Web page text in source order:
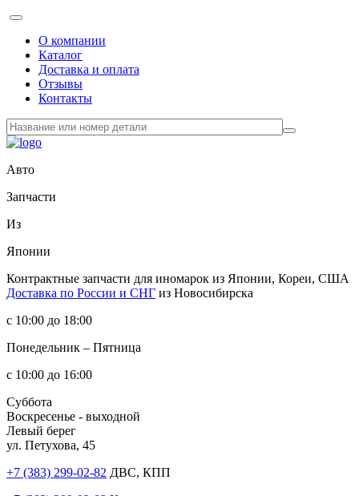
О компании
Каталог
Доставка и оплата
Отзывы
Контакты
Авто
Запчасти
Из
Японии
Контрактные запчасти для иномарок из Японии, Кореи, США
Доставка по России и СНГ из Новосибирска
с 10:00 до 18:00
Понедельник – Пятница
с 10:00 до 16:00
Суббота
Воскресенье - выходной
Левый берег
ул. Петухова, 45
+7 (383) 299-02-82 ДВС, КПП